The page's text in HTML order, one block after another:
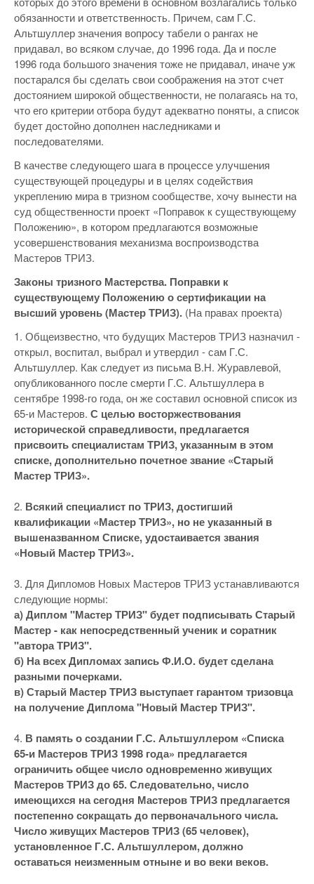
обязанности и ответственность. Причем, сам Г.С.
Альтшуллер значения вопросу табели о рангах не
придавал, во всяком случае, до 1996 года. Да и после
1996 года большого значения тоже не придавал, иначе уж
постарался бы сделать свои соображения на этот счет
достоянием широкой общественности, не полагаясь на то,
что его критерии отбора будут адекватно поняты, а список
будет достойно дополнен наследниками и
последователями.
В качестве следующего шага в процессе улучшения
существующей процедуры и в целях содействия
укреплению мира в тризном сообществе, хочу вынести на
суд общественности проект «Поправок к существующему
Положению», в котором предлагаются возможные
усовершенствования механизма воспроизводства
Мастеров ТРИЗ.
Законы тризного Мастерства. Поправки к
существующему Положению о сертификации на
высший уровень (Мастер ТРИЗ). (На правах проекта)
1. Общеизвестно, что будущих Мастеров ТРИЗ назначил -
открыл, воспитал, выбрал и утвердил - сам Г.С.
Альтшуллер. Как следует из письма В.Н. Журавлевой,
опубликованного после смерти Г.С. Альтшуллера в
сентябре 1998-го года, он же составил основной список из
65-и Мастеров. С целью восторжествования
исторической справедливости, предлагается
присвоить специалистам ТРИЗ, указанным в этом
списке, дополнительно почетное звание «Старый
Мастер ТРИЗ».
2. Всякий специалист по ТРИЗ, достигший
квалификации «Мастер ТРИЗ», но не указанный в
вышеназванном Списке, удостаивается звания
«Новый Мастер ТРИЗ».
3. Для Дипломов Новых Мастеров ТРИЗ устанавливаются
следующие нормы:
а) Диплом "Мастер ТРИЗ" будет подписывать Старый
Мастер - как непосредственный ученик и соратник
"автора ТРИЗ".
б) На всех Дипломах запись Ф.И.О. будет сделана
разными почерками.
в) Старый Мастер ТРИЗ выступает гарантом тризовца
на получение Диплома "Новый Мастер ТРИЗ".
4. В память о создании Г.С. Альтшуллером «Списка
65-и Мастеров ТРИЗ 1998 года» предлагается
ограничить общее число одновременно живущих
Мастеров ТРИЗ до 65. Следовательно, число
имеющихся на сегодня Мастеров ТРИЗ предлагается
постепенно сокращать до первоначального числа.
Число живущих Мастеров ТРИЗ (65 человек),
установленное Г.С. Альтшуллером, должно
оставаться неизменным отныне и во веки веков.